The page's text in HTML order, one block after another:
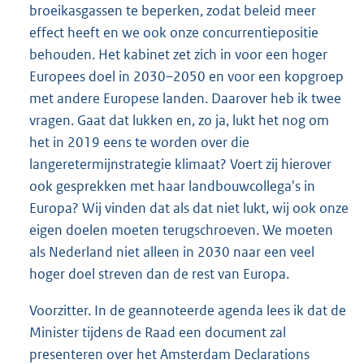
broeikasgassen te beperken, zodat beleid meer
effect heeft en we ook onze concurrentiepositie
behouden. Het kabinet zet zich in voor een hoger
Europees doel in 2030–2050 en voor een kopgroep
met andere Europese landen. Daarover heb ik twee
vragen. Gaat dat lukken en, zo ja, lukt het nog om
het in 2019 eens te worden over die
langeretermijnstrategie klimaat? Voert zij hierover
ook gesprekken met haar landbouwcollega's in
Europa? Wij vinden dat als dat niet lukt, wij ook onze
eigen doelen moeten terugschroeven. We moeten
als Nederland niet alleen in 2030 naar een veel
hoger doel streven dan de rest van Europa.
Voorzitter. In de geannoteerde agenda lees ik dat de
Minister tijdens de Raad een document zal
presenteren over het Amsterdam Declarations